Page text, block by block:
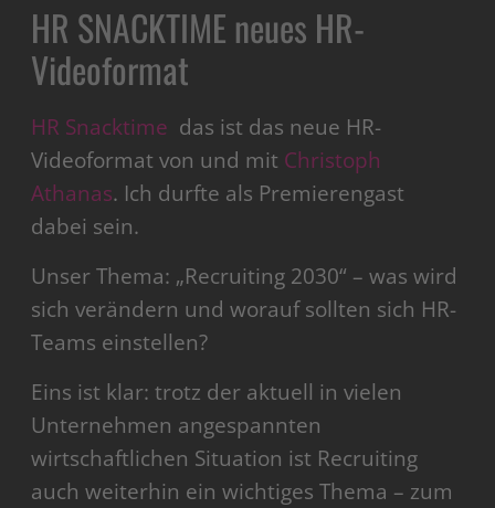
HR SNACKTIME neues HR-
Videoformat
HR Snacktime das ist das neue HR-
Videoformat von und mit Christoph
Athanas. Ich durfte als Premierengast
dabei sein.
Unser Thema: „Recruiting 2030“ – was wird
sich verändern und worauf sollten sich HR-
Teams einstellen?
Eins ist klar: trotz der aktuell in vielen
Unternehmen angespannten
wirtschaftlichen Situation ist Recruiting
auch weiterhin ein wichtiges Thema – zum